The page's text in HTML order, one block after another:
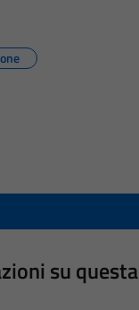
su questa